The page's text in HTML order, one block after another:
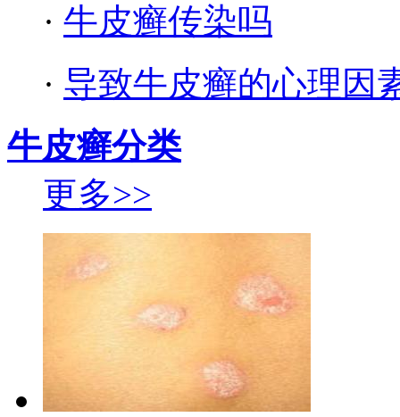
· 牛皮癣传染吗
· 导致牛皮癣的心理因
牛皮癣分类
更多>>